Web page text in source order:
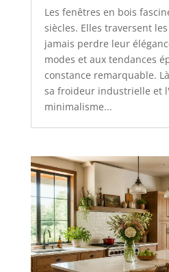
Les fenêtres en bois
siècles. Elles traversent
jamais perdre leur
modes et aux tendances
constance remarquable.
sa froideur industrielle et
minimalisme...